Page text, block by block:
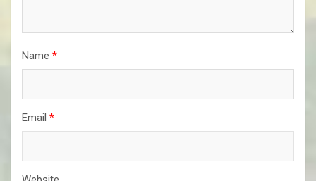
Name *
Email *